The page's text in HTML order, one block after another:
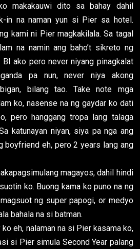
makakauwi dito sa bahay dahil
in na naman yun si Pier sa hotel.
kami ni Pier magkakilala. Sa tagal
na namin ang baho’t sikreto ng
ako pero never niyang pinagkalat
pa nun, never niya akong
bilang tao. Take note mga
ko, nasense na ng gaydar ko dati
pero hanggang tropa lang talaga
katunayan niyan, siya pa nga ang
boyfriend eh, pero 2 years lang ang
magayos, dahil hindi
ko. Buong kama ko puno na ng
ng super papogi, or medyo
bahala na si batman.
eh, nalaman na si Pier kasama ko,
si Pier simula Second Year palang